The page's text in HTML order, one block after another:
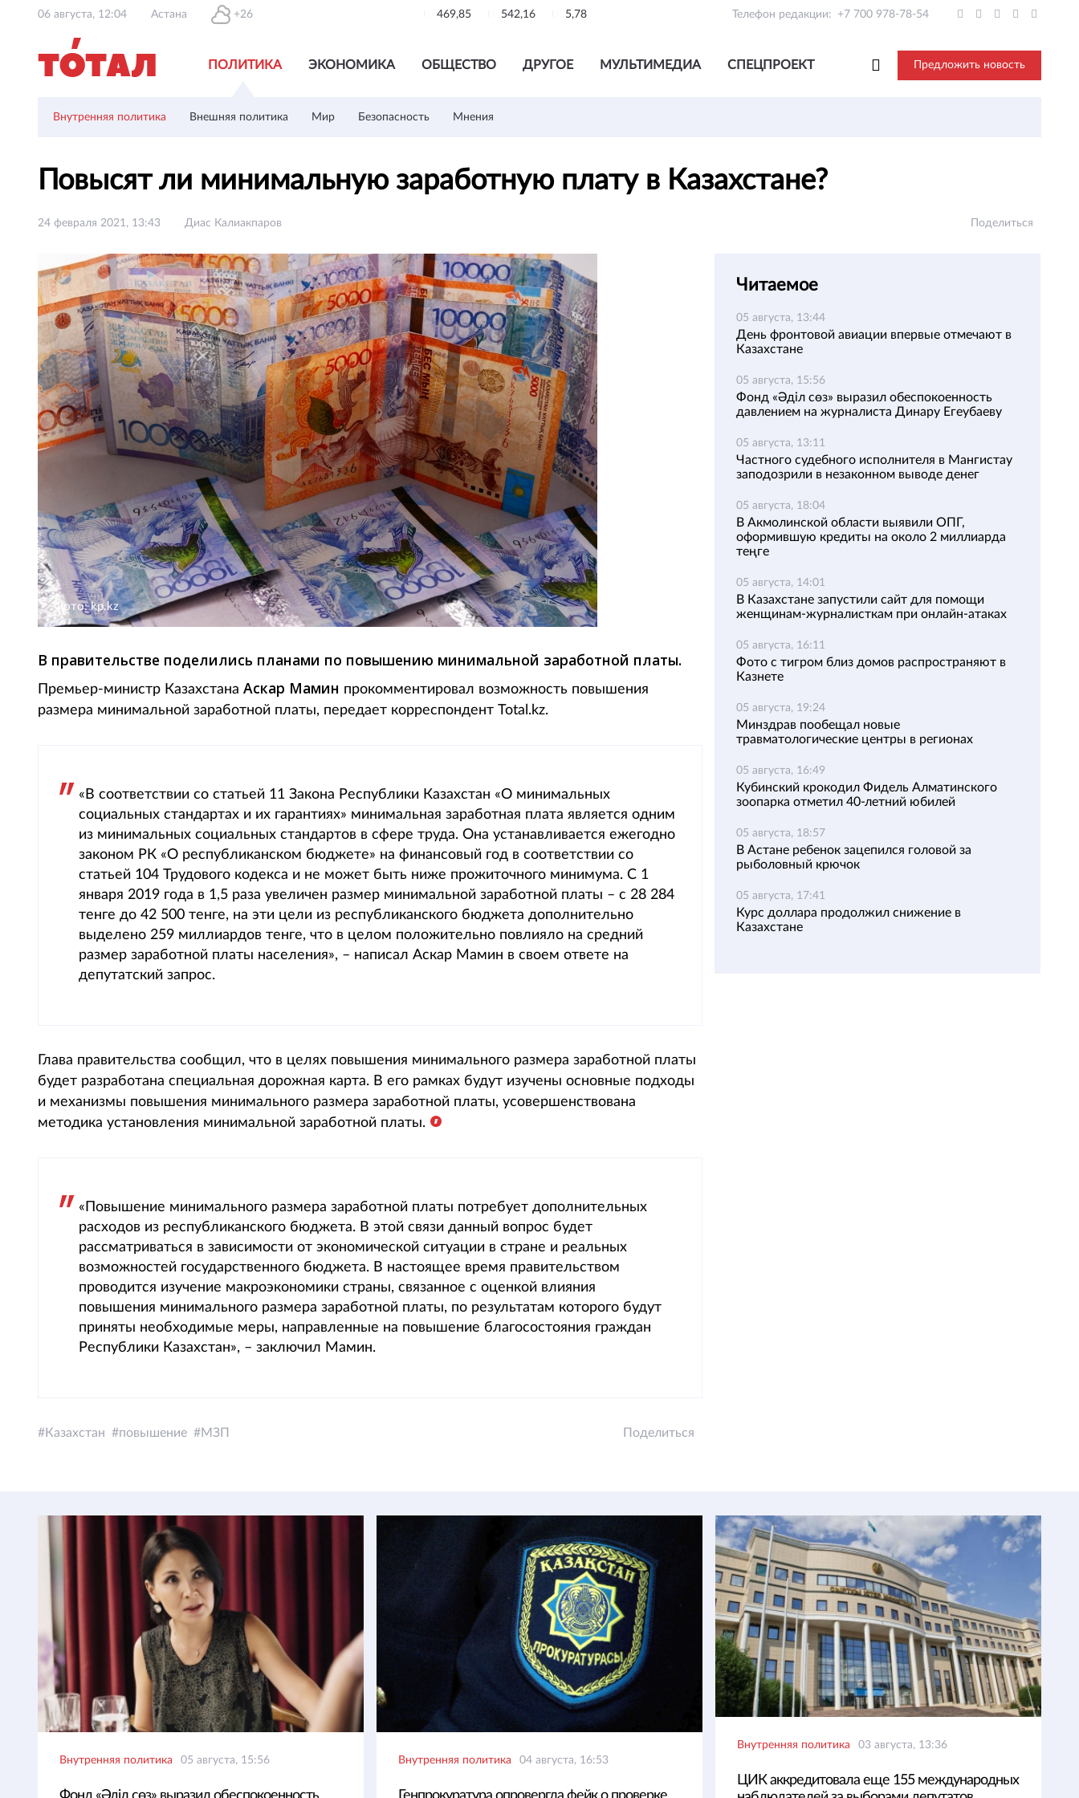
06 августа, 12:04 Астана +26 469,85 542,16 5,78 Телефон редакции: +7 700 978-78-54
ПОЛИТИКА ЭКОНОМИКА ОБЩЕСТВО ДРУГОЕ МУЛЬТИМЕДИА СПЕЦПРОЕКТ Предложить новость
Внутренняя политика Внешняя политика Мир Безопасность Мнения
Повысят ли минимальную заработную плату в Казахстане?
24 февраля 2021, 13:43 Диас Калиакпаров Поделиться
Фото: kp.kz
В правительстве поделились планами по повышению минимальной заработной платы.
Премьер-министр Казахстана Аскар Мамин прокомментировал возможность повышения
размера минимальной заработной платы, передает корреспондент Total.kz.
«В соответствии со статьей 11 Закона Республики Казахстан «О минимальных
социальных стандартах и их гарантиях» минимальная заработная плата является одним
из минимальных социальных стандартов в сфере труда. Она устанавливается ежегодно
законом РК «О республиканском бюджете» на финансовый год в соответствии со
статьей 104 Трудового кодекса и не может быть ниже прожиточного минимума. С 1
января 2019 года в 1,5 раза увеличен размер минимальной заработной платы – с 28 284
тенге до 42 500 тенге, на эти цели из республиканского бюджета дополнительно
выделено 259 миллиардов тенге, что в целом положительно повлияло на средний
размер заработной платы населения», – написал Аскар Мамин в своем ответе на
депутатский запрос.
Глава правительства сообщил, что в целях повышения минимального размера заработной платы
будет разработана специальная дорожная карта. В его рамках будут изучены основные подходы
и механизмы повышения минимального размера заработной платы, усовершенствована
методика установления минимальной заработной платы.
«Повышение минимального размера заработной платы потребует дополнительных
расходов из республиканского бюджета. В этой связи данный вопрос будет
рассматриваться в зависимости от экономической ситуации в стране и реальных
возможностей государственного бюджета. В настоящее время правительством
проводится изучение макроэкономики страны, связанное с оценкой влияния
повышения минимального размера заработной платы, по результатам которого будут
приняты необходимые меры, направленные на повышение благосостояния граждан
Республики Казахстан», – заключил Мамин.
Казахстан повышение МЗП Поделиться
Читаемое
05 августа, 13:44
День фронтовой авиации впервые отмечают в
Казахстане
05 августа, 15:56
Фонд «Әділ сөз» выразил обеспокоенность
давлением на журналиста Динару Егеубаеву
05 августа, 13:11
Частного судебного исполнителя в Мангистау
заподозрили в незаконном выводе денег
05 августа, 18:04
В Акмолинской области выявили ОПГ,
оформившую кредиты на около 2 миллиарда
теңге
05 августа, 14:01
В Казахстане запустили сайт для помощи
женщинам-журналисткам при онлайн-атаках
05 августа, 16:11
Фото с тигром близ домов распространяют в
Казнете
05 августа, 19:24
Минздрав пообещал новые
травматологические центры в регионах
05 августа, 16:49
Кубинский крокодил Фидель Алматинского
зоопарка отметил 40-летний юбилей
05 августа, 18:57
В Астане ребенок зацепился головой за
рыболовный крючок
05 августа, 17:41
Курс доллара продолжил снижение в
Казахстане
Внутренняя политика 05 августа, 15:56 Внутренняя политика 04 августа, 16:53
Внутренняя политика 03 августа, 13:36
ЦИК аккредитовала еще 155 международных